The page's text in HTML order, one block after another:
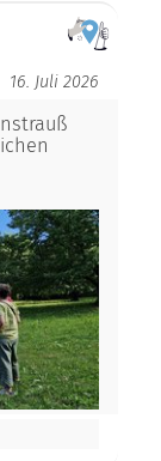
16. Juli 2026